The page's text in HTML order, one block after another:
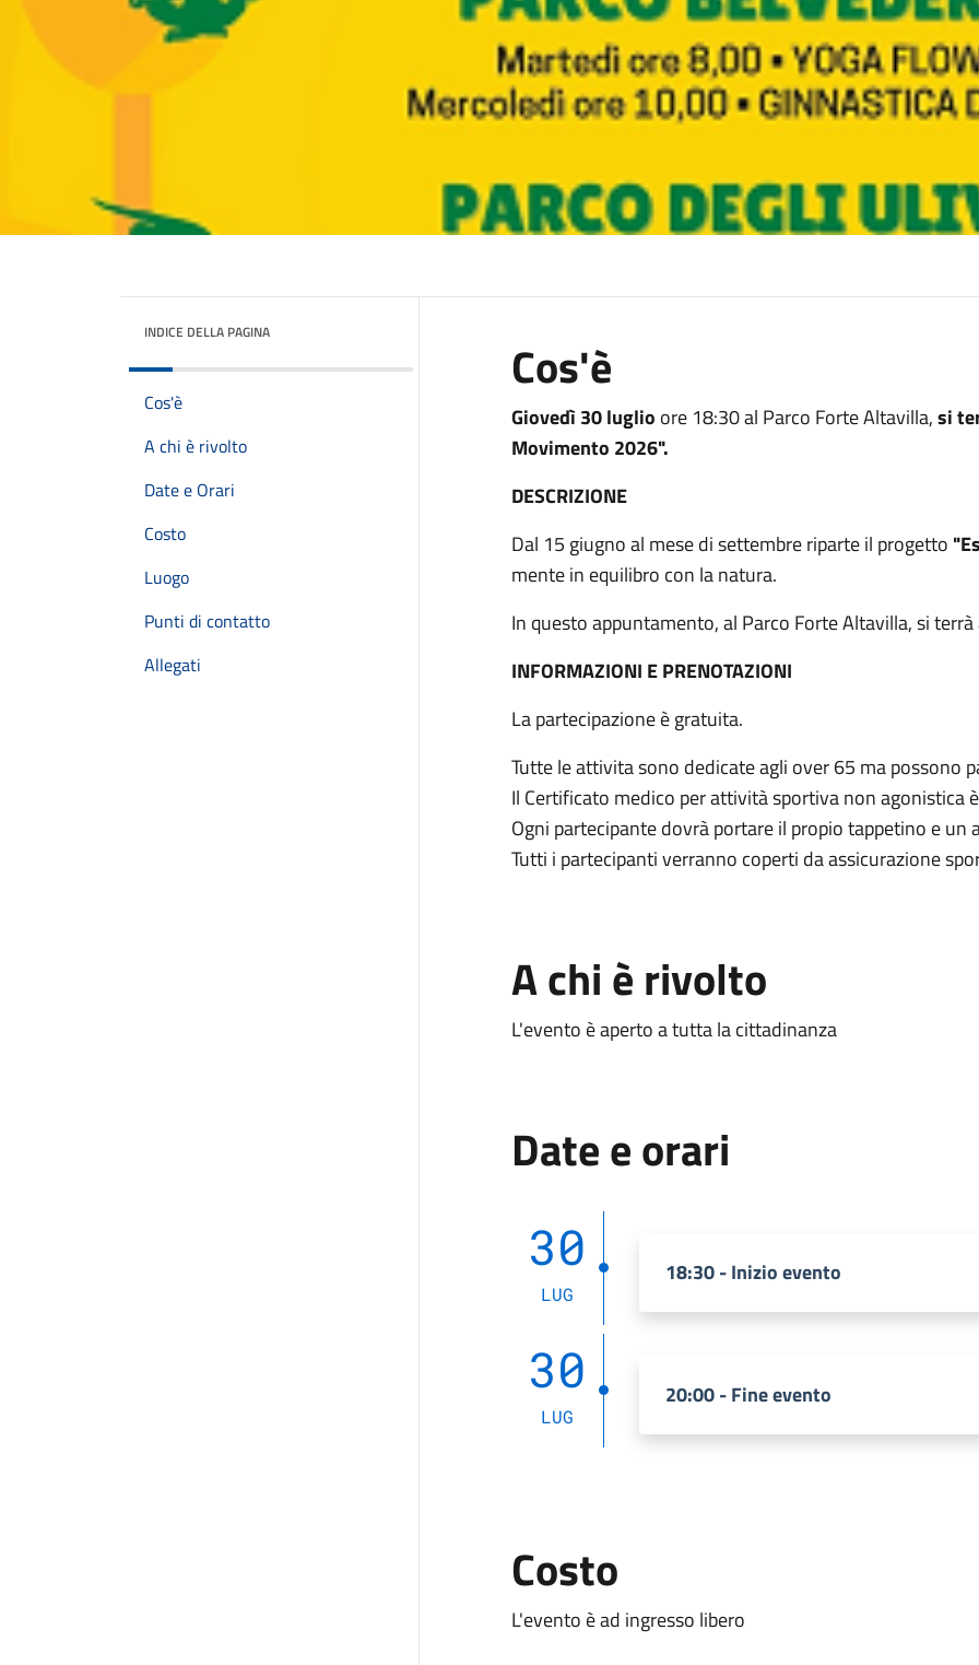
INDICE DELLA PAGINA
Cos'è
A chi è rivolto
Date e Orari
Costo
Luogo
Punti di contatto
Allegati
Cos'è
Giovedì 30 luglio ore 18:30 al Parco Forte Altavilla,si
Movimento 2026".
DESCRIZIONE
Dal 15 giugno al mese di settembre riparte il progetto
mente in equilibro con la natura.
In questo appuntamento, al Parco Forte Altavilla, si
INFORMAZIONI E PRENOTAZIONI
La partecipazione è gratuita.
Tutte le attivita sono dedicate agli over 65 ma possono
Il Certificato medico per attività sportiva non agonistica
Ogni partecipante dovrà portare il propio tappetino e un
Tutti i partecipanti verranno coperti da assicurazione
A chi è rivolto
L'evento è aperto a tutta la cittadinanza
Date e orari
30
LUG
18:30 - Inizio evento
30
LUG
20:00 - Fine evento
Costo
L'evento è ad ingresso libero